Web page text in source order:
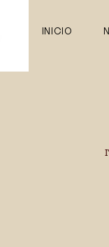
INICIO